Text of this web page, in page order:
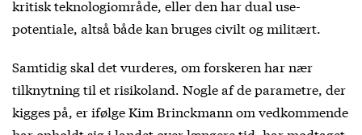
kritisk teknologiområde, eller den har dual use-
potentiale, altså både kan bruges civilt og militært.
Samtidig skal det vurderes, om forskeren har nær
tilknytning til et risikoland. Nogle af de parametre, der
kigges på, er ifølge Kim Brinckmann om vedkommende